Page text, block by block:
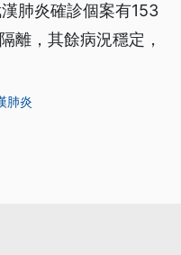
肺炎確診個案有153
離，其餘病況穩定，
肺炎